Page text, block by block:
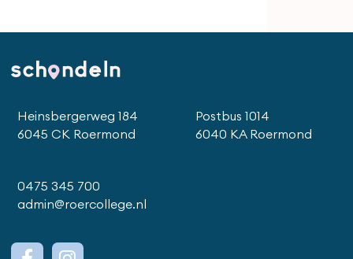
Heinsbergerweg 184
6045 CK Roermond
Postbus 1014
6040 KA Roermond
0475 345 700
admin@roercollege.nl